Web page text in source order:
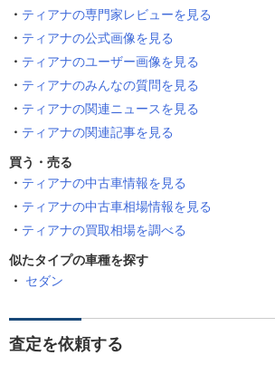
ティアナの専門家レビューを見る
ティアナの公式画像を見る
ティアナのユーザー画像を見る
ティアナのみんなの質問を見る
ティアナの関連ニュースを見る
ティアナの関連記事を見る
買う・売る
ティアナの中古車情報を見る
ティアナの中古車相場情報を見る
ティアナの買取相場を調べる
似たタイプの車種を探す
セダン
査定を依頼する